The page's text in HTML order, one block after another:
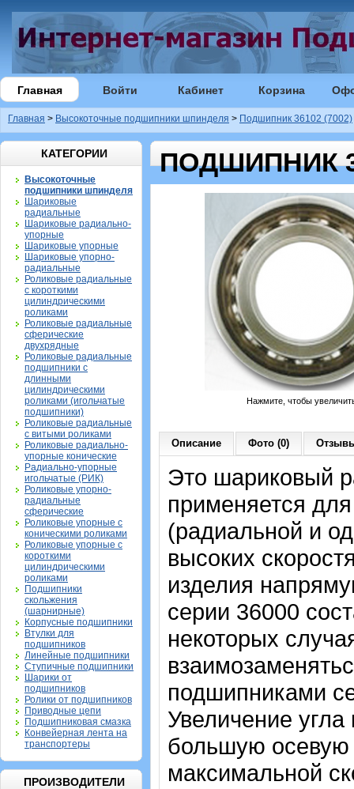
Главная Войти Кабинет Корзина
Главная > Высокоточные подшипники шпинделя > Подшипник 36102 (7002)
КАТЕГОРИИ
Высокоточные
подшипники шпинделя
Шариковые
радиальные
Шариковые радиально-
упорные
Шариковые упорные
Шариковые упорно-
радиальные
Роликовые радиальные
с короткими
цилиндрическими
роликами
Роликовые радиальные
сферические
двухрядные
Роликовые радиальные
подшипники с
длинными
цилиндрическими
роликами (игольчатые
подшипники)
Роликовые радиальные
с витыми роликами
Роликовые радиально-
упорные конические
Радиально-упорные
игольчатые (РИК)
Роликовые упорно-
радиальные
сферические
Роликовые упорные с
коническими роликами
Роликовые упорные с
короткими
цилиндрическими
роликами
Подшипники
скольжения
(шарнирные)
Корпусные подшипники
Втулки для
подшипников
Линейные подшипники
Ступичные подшипники
Шарики от
подшипников
Ролики от подшипников
Приводные цепи
Подшипниковая смазка
Конвейерная лента на
транспортеры
ПРОИЗВОДИТЕЛИ
ПОДШИПНИК
Нажмите, чтобы
Описание Фото (0)
Это шариковый
применяется
(радиальной и
высоких
изделия
серии 36000
некоторых
подшипниками
Увеличение угла
большую осевую
максимальной